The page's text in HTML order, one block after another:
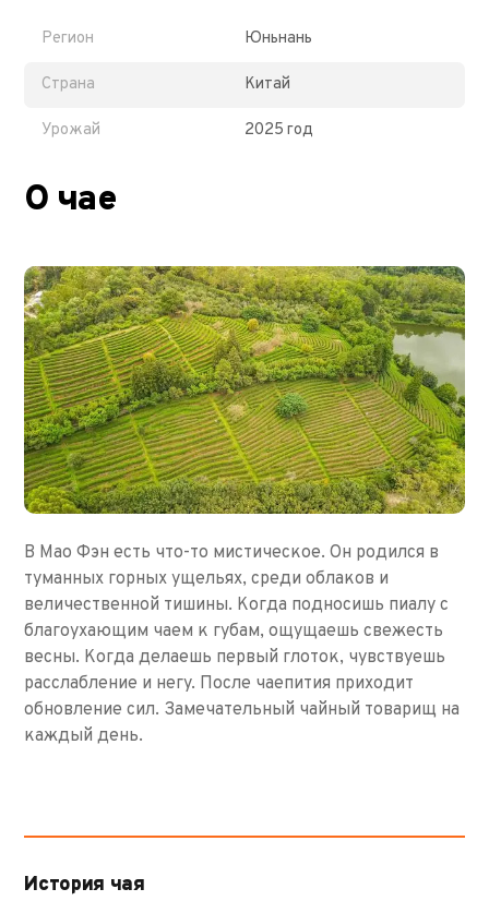
Регион Юньнань
Страна Китай
Урожай 2025 год
О чае
В Мао Фэн есть что-то мистическое. Он родился в
туманных горных ущельях, среди облаков и
величественной тишины. Когда подносишь пиалу с
благоухающим чаем к губам, ощущаешь свежесть
весны. Когда делаешь первый глоток, чувствуешь
расслабление и негу. После чаепития приходит
обновление сил. Замечательный чайный товарищ на
каждый день.
История чая